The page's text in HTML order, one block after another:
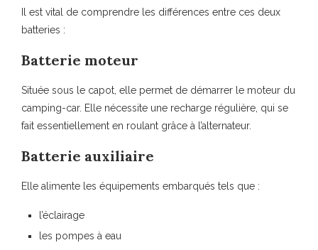
Il est vital de comprendre les différences entre ces deux
batteries :
Batterie moteur
Située sous le capot, elle permet de démarrer le moteur du
camping-car. Elle nécessite une recharge régulière, qui se
fait essentiellement en roulant grâce à l’alternateur.
Batterie auxiliaire
Elle alimente les équipements embarqués tels que :
l’éclairage
les pompes à eau